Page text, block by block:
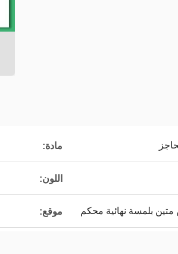
مادة:
اللون:
بلمسة نهائية محكم موقع: